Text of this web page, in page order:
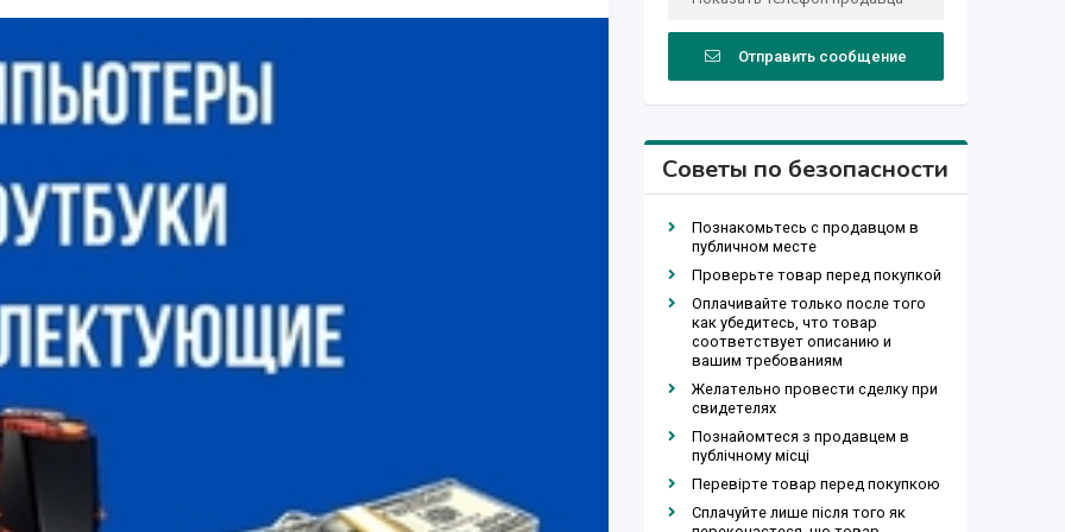
Отправить сообщение
Советы по безопасности
Познакомьтесь с продавцом в
публичном месте
Проверьте товар перед покупкой
Оплачивайте только после того
как убедитесь, что товар
соответствует описанию и
вашим требованиям
Желательно провести сделку при
свидетелях
Познайомтеся з продавцем в
публічному місці
Перевірте товар перед покупкою
Сплачуйте лише після того як